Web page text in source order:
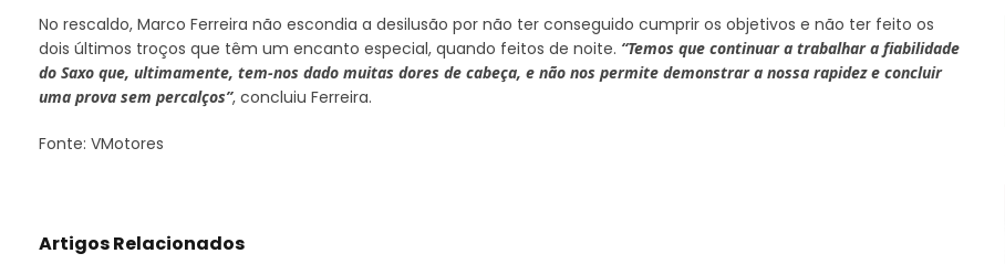
No rescaldo, Marco Ferreira não escondia a desilusão por não ter conseguido cumprir os objetivos e não ter feito os
dois últimos troços que têm um encanto especial, quando feitos de noite. “Temos que continuar a trabalhar a fiabilidade
do Saxo que, ultimamente, tem-nos dado muitas dores de cabeça, e não nos permite demonstrar a nossa rapidez e concluir
uma prova sem percalços”, concluiu Ferreira.
Fonte: VMotores
Artigos Relacionados